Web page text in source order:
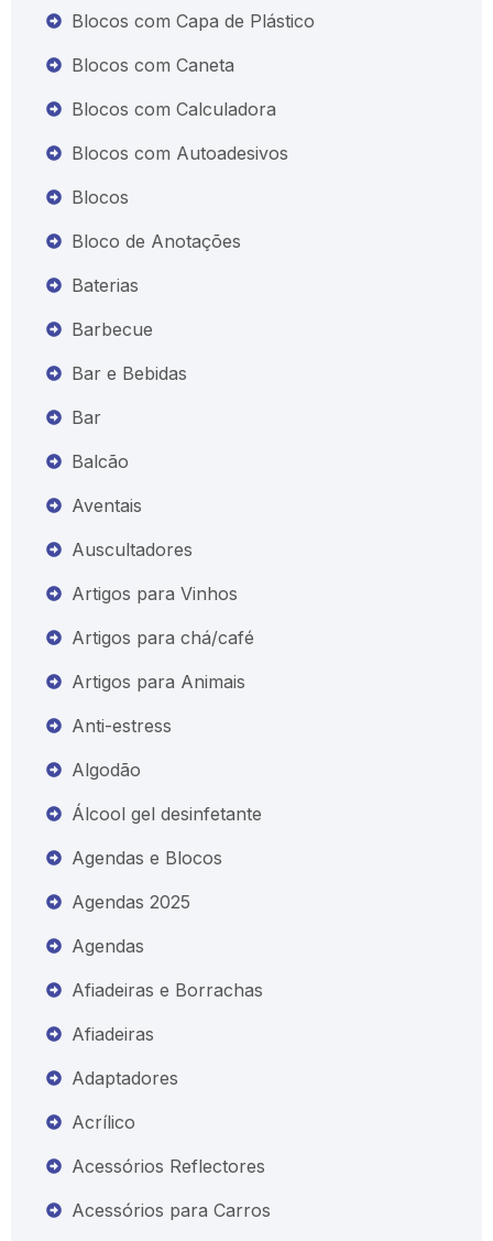
Blocos com Capa de Plástico
Blocos com Caneta
Blocos com Calculadora
Blocos com Autoadesivos
Blocos
Bloco de Anotações
Baterias
Barbecue
Bar e Bebidas
Bar
Balcão
Aventais
Auscultadores
Artigos para Vinhos
Artigos para chá/café
Artigos para Animais
Anti-estress
Algodão
Álcool gel desinfetante
Agendas e Blocos
Agendas 2025
Agendas
Afiadeiras e Borrachas
Afiadeiras
Adaptadores
Acrílico
Acessórios Reflectores
Acessórios para Carros